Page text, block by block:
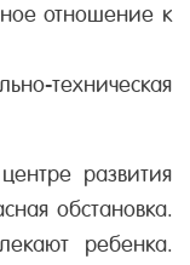
отношение к
техническая
развития
обстановка.
ребенка.